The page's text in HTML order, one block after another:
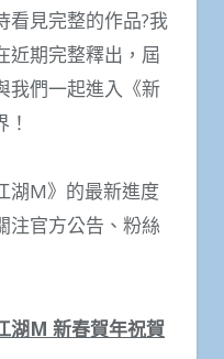
看見完整的作品?我
近期完整釋出，屆
我們一起進入《新
湖M》的最新進度
注官方公告、粉絲
湖M 新春賀年祝賀